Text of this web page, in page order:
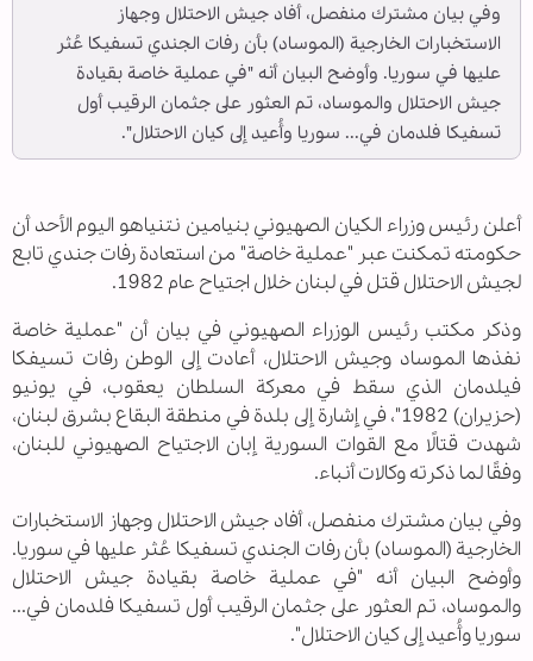
وفي بيان مشترك منفصل، أفاد جيش الاحتلال وجهاز
الاستخبارات الخارجية (الموساد) بأن رفات الجندي تسفيكا عُثر
عليها في سوريا. وأوضح البيان أنه "في عملية خاصة بقيادة
جيش الاحتلال والموساد، تم العثور على جثمان الرقيب أول
تسفيكا فلدمان في... سوريا وأُعيد إلى كيان الاحتلال".
أعلن رئيس وزراء الكيان الصهيوني بنيامين نتنياهو اليوم الأحد أن
حكومته تمكنت عبر "عملية خاصة" من استعادة رفات جندي تابع
لجيش الاحتلال قتل في لبنان خلال اجتياح عام 1982.
وذكر مكتب رئيس الوزراء الصهيوني في بيان أن "عملية خاصة
نفذها الموساد وجيش الاحتلال، أعادت إلى الوطن رفات تسيفكا
فيلدمان الذي سقط في معركة السلطان يعقوب، في يونيو
(حزيران) 1982"، في إشارة إلى بلدة في منطقة البقاع بشرق لبنان،
شهدت قتالًا مع القوات السورية إبان الاجتياح الصهيوني للبنان،
وفقًا لما ذكرته وكالات أنباء.
وفي بيان مشترك منفصل، أفاد جيش الاحتلال وجهاز الاستخبارات
الخارجية (الموساد) بأن رفات الجندي تسفيكا عُثر عليها في سوريا.
وأوضح البيان أنه "في عملية خاصة بقيادة جيش الاحتلال
والموساد، تم العثور على جثمان الرقيب أول تسفيكا فلدمان في...
سوريا وأُعيد إلى كيان الاحتلال".